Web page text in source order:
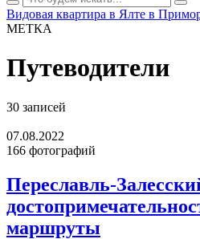
Видовая квартира в Ялте в
МЕТКА
Путеводители
30 записей
07.08.2022
166 фотографий
Переславль-
маршруты